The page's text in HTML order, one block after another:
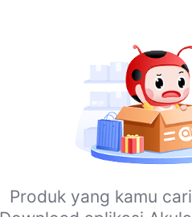
Produk yang kamu